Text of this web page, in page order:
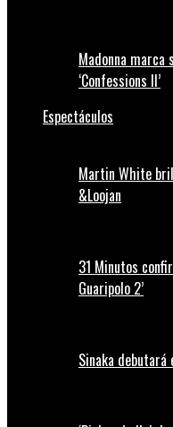
Madonna
‘Confessions II’
Espectáculos
Martin White
&Loojan
31 Minutos
Guaripolo 2’
Sinaka debutará